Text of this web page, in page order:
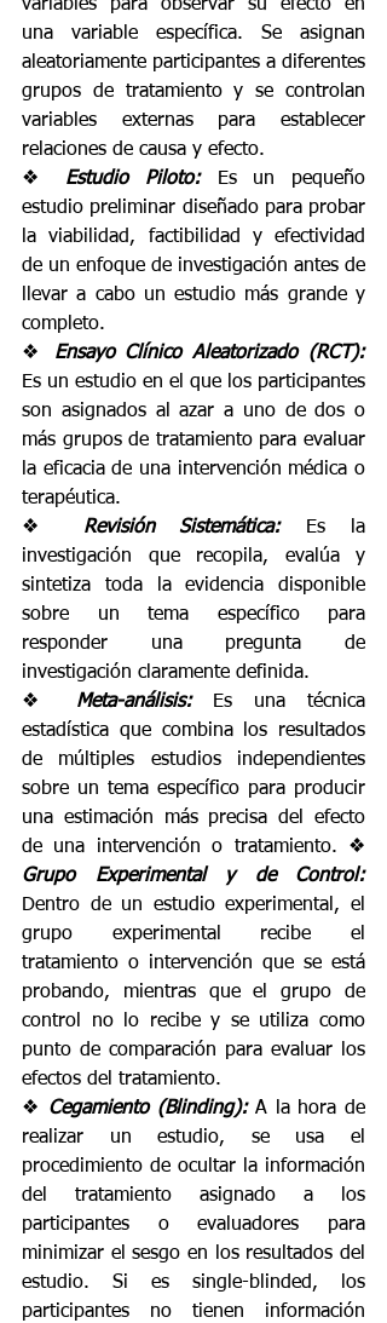
variables para observar su efecto en
una variable específica. Se asignan
aleatoriamente participantes a diferentes
grupos de tratamiento y se controlan
variables externas para establecer
relaciones de causa y efecto.
❖ Estudio Piloto:
Es un pequeño
estudio preliminar diseñado para probar
la viabilidad, factibilidad y efectividad
de un enfoque de investigación antes de
llevar a cabo un estudio más grande y
completo.
❖
Ensayo Clínico Aleatorizado (RCT):
Es un estudio en el que los participantes
son asignados al azar a uno de dos o
más grupos de tratamiento para evaluar
la eficacia de una intervención médica o
terapéutica.
❖ Revisión Sistemática:
Es la
investigación que recopila, evalúa y
sintetiza toda la evidencia disponible
sobre un tema específico para
responder una pregunta de
investigación claramente definida.
❖ Meta-análisis: Es una técnica
estadística que combina los resultados
de múltiples estudios independientes
sobre un tema específico para producir
una estimación más precisa del efecto
Grupo Experimental y de Control:
Dentro de un estudio experimental, el
grupo experimental recibe el
tratamiento o intervención que se está
probando, mientras que el grupo de
control no lo recibe y se utiliza como
punto de comparación para evaluar los
efectos del tratamiento.
❖ Cegamiento (Blinding): A la hora de
realizar un estudio, se usa el
procedimiento de ocultar la información
del tratamiento asignado a los
participantes o evaluadores para
minimizar el sesgo en los resultados del
estudio. Si es single-blinded, los
participantes no tienen información